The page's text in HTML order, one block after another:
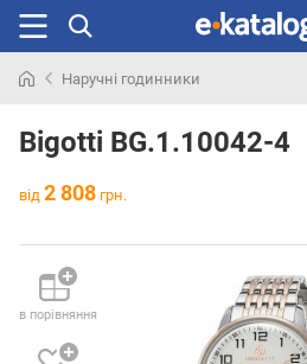
раніше
Наручні годинники
Bigotti BG.1.10042-4
від 2 808 грн.
в порівняння